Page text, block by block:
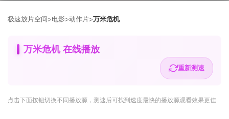
极速放片空间>电影>动作片>万米危机
万米危机 在线播放
重新测速
点击下面按钮切换不同播放源 ，测速后可找到速度最快的播放源观看效果更佳